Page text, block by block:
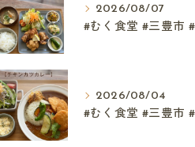
2026/08/07
2026/08/04